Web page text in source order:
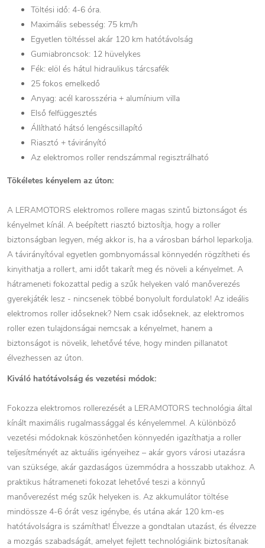
Töltési idő: 4-6 óra.
Maximális sebesség: 75 km/h
Egyetlen töltéssel akár 120 km hatótávolság
Gumiabroncsok: 12 hüvelykes
Fék: elöl és hátul hidraulikus tárcsafék
25 fokos emelkedő
Anyag: acél karosszéria + alumínium villa
Első felfüggesztés
Állítható hátsó lengéscsillapító
Riasztó + távirányító
Az elektromos roller rendszámmal regisztrálható
Tökéletes kényelem az úton:
A LERAMOTORS elektromos rollere magas szintű biztonságot és
kényelmet kínál. A beépített riasztó biztosítja, hogy a roller
biztonságban legyen, még akkor is, ha a városban bárhol leparkolja.
A távirányítóval egyetlen gombnyomással könnyedén rögzítheti és
kinyithatja a rollert, ami időt takarít meg és növeli a kényelmet. A
hátrameneti fokozattal pedig a szűk helyeken való manőverezés
gyerekjáték lesz - nincsenek többé bonyolult fordulatok! Az ideális
elektromos roller időseknek? Nem csak időseknek, az elektromos
roller ezen tulajdonságai nemcsak a kényelmet, hanem a
biztonságot is növelik, lehetővé téve, hogy minden pillanatot
élvezhessen az úton.
Kiváló hatótávolság és vezetési módok:
Fokozza elektromos rollerezését a LERAMOTORS technológia által
kínált maximális rugalmassággal és kényelemmel. A különböző
vezetési módoknak köszönhetően könnyedén igazíthatja a roller
teljesítményét az aktuális igényeihez – akár gyors városi utazásra
van szüksége, akár gazdaságos üzemmódra a hosszabb utakhoz. A
praktikus hátrameneti fokozat lehetővé teszi a könnyű
manőverezést még szűk helyeken is. Az akkumulátor töltése
mindössze 4-6 órát vesz igénybe, és utána akár 120 km-es
hatótávolságra is számíthat! Élvezze a gondtalan utazást, és élvezze
a mozgás szabadságát, amelyet fejlett technológiáink biztosítanak